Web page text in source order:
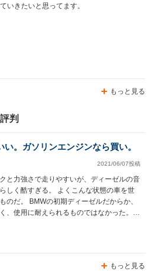
いきたいと思ってます。
もっと見る
判
。ガソリンエンジンなら買い。
2021/06/07投稿
と力強さで走りやすいが、ディーゼルの音
しく酷すぎる。 よくこんな状態の車を世
のだ。 BMWの初期ディーゼルだからか、
、使用に耐えられるものではなかった。
は大好きだったが、運転することが苦痛で
もっと見る